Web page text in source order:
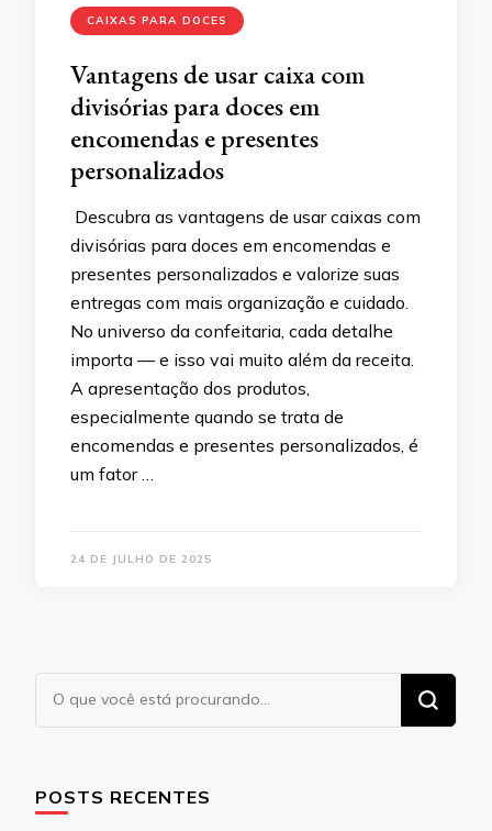
CAIXAS PARA DOCES
Vantagens de usar caixa com
divisórias para doces em
encomendas e presentes
personalizados
Descubra as vantagens de usar caixas com
divisórias para doces em encomendas e
presentes personalizados e valorize suas
entregas com mais organização e cuidado.
No universo da confeitaria, cada detalhe
importa — e isso vai muito além da receita.
A apresentação dos produtos,
especialmente quando se trata de
encomendas e presentes personalizados, é
um fator …
24 DE JULHO DE 2025
Procurando
algo?
POSTS RECENTES